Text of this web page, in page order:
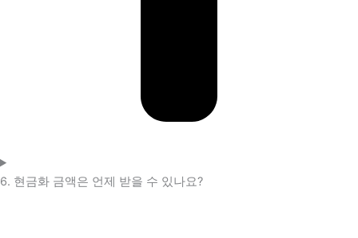
6. 현금화 금액은 언제 받을 수 있나요?